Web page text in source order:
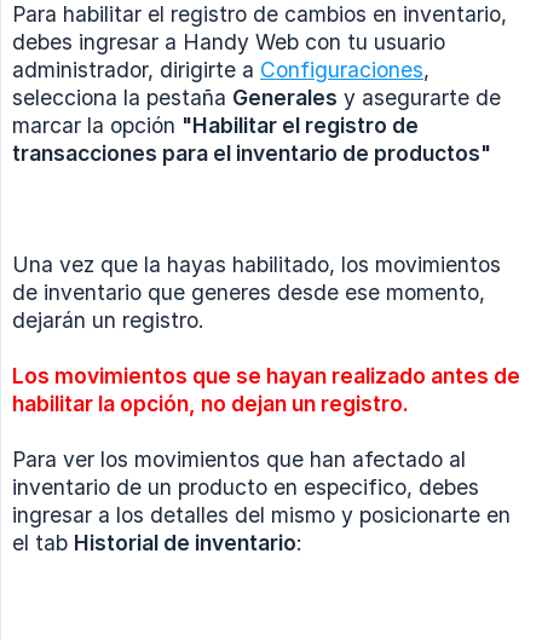
Para habilitar el registro de cambios en inventario,
debes ingresar a Handy Web con tu usuario
administrador, dirigirte a Configuraciones,
selecciona la pestaña Generales y asegurarte de
marcar la opción "Habilitar el registro de
transacciones para el inventario de productos"
Una vez que la hayas habilitado, los movimientos
de inventario que generes desde ese momento,
dejarán un registro.
Los movimientos que se hayan realizado antes de
habilitar la opción, no dejan un registro.
Para ver los movimientos que han afectado al
inventario de un producto en especifico, debes
ingresar a los detalles del mismo y posicionarte en
el tab Historial de inventario: